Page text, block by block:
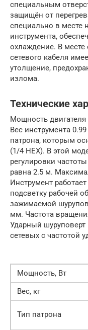
специальным
защищён от
специально в месте
инструмента,
охлаждение. В месте
сетевого кабеля
утолщение,
излома.
Технические
Мощность двигателя
Вес инструмента
патрона, которым
(1/4 НЕХ). В этой
регулировки
равна 2.5 м.
Инструмент
подсветку рабочей
зажимаемой
мм. Частота
Ударный шуруповерт
сетевых с частотой
Мощность, Вт
Вес, кг
Тип патрона